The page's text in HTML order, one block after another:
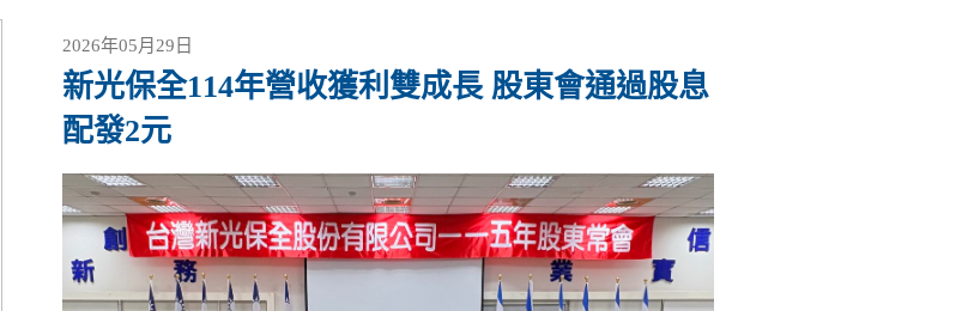
2026年05月29日
新光保全114年營收獲利雙成長 股東會通過股息
配發2元